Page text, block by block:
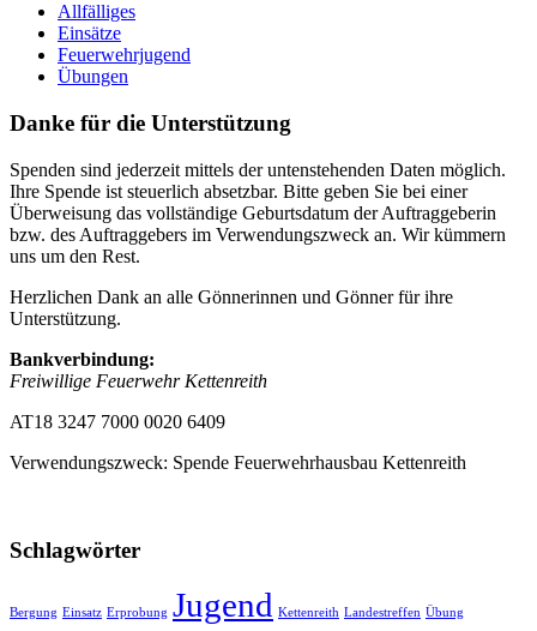
Allfälliges
Einsätze
Feuerwehrjugend
Übungen
Danke für die Unterstützung
Spenden sind jederzeit mittels der untenstehenden Daten möglich.
Ihre Spende ist steuerlich absetzbar. Bitte geben Sie bei einer
Überweisung das vollständige Geburtsdatum der Auftraggeberin
bzw. des Auftraggebers im Verwendungszweck an. Wir kümmern
uns um den Rest.
Herzlichen Dank an alle Gönnerinnen und Gönner für ihre
Unterstützung.
Bankverbindung:
Freiwillige Feuerwehr Kettenreith
AT18 3247 7000 0020 6409
Verwendungszweck: Spende Feuerwehrhausbau Kettenreith
Schlagwörter
Bergung Einsatz Erprobung Jugend Kettenreith Landestreffen Übung